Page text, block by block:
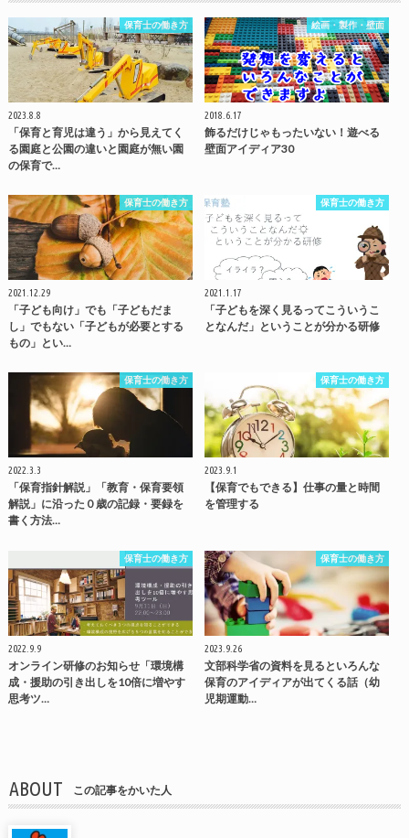
保育士の働き方
2023.8.8
「保育と育児は違う」から見えてく
る園庭と公園の違いと園庭が無い園
の保育で…
絵画・製作・壁面
2018.6.17
飾るだけじゃもったいない！遊べる
壁面アイディア30
保育士の働き方
2021.12.29
「子ども向け」でも「子どもだま
し」でもない「子どもが必要とする
もの」とい…
保育士の働き方
2021.1.17
「子どもを深く見るってこういうこ
となんだ」ということが分かる研修
保育士の働き方
2022.3.3
「保育指針解説」「教育・保育要領
解説」に沿った０歳の記録・要録を
書く方法…
保育士の働き方
2023.9.1
【保育でもできる】仕事の量と時間
を管理する
保育士の働き方
2022.9.9
オンライン研修のお知らせ「環境構
成・援助の引き出しを10倍に増やす
思考ツ…
保育士の働き方
2023.9.26
文部科学省の資料を見るといろんな
保育のアイディアが出てくる話（幼
児期運動…
ABOUT この記事をかいた人